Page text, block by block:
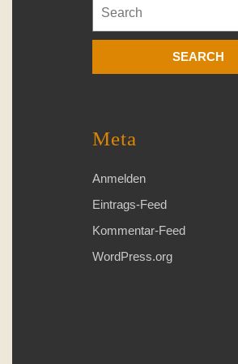
for:
Meta
Anmelden
Eintrags-Feed
Kommentar-Feed
WordPress.org